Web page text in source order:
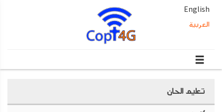
English
العربية
تعليم الحان